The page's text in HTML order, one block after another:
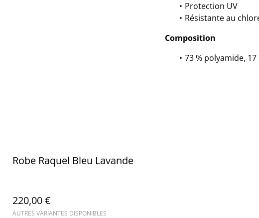
Protection UV
Résistante au
Composition
73 % polyamide,
Robe Raquel Bleu Lavande
220,00 €
AUTRES VARIANTES DISPONIBLES